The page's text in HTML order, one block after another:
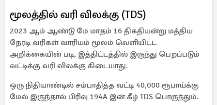
மூலத்தில் வரி விலக்கு (TDS)
2023 ஆம் ஆண்டு மே மாதம் 16 திகதியன்று மத்திய
நேரடி வரிகள் வாரியம் மூலம் வெளியிட்ட
அறிக்கையின் படி, இத்திட்டத்தில் இருந்து பெறப்படும்
வட்டிக்கு வரி விலக்கு கிடையாது.
ஒரு நிதியாண்டில் சம்பாதித்த வட்டி 40,000 ரூபாய்க்கு
மேல் இருந்தால் பிரிவு 194A இன் கீழ் TDS பொருந்தும்.